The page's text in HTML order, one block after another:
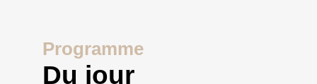
Programme
Du jour